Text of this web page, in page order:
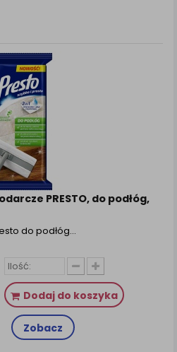
PRESTO, do podłóg,
do podłóg…
Dodaj do koszyka
Zobacz